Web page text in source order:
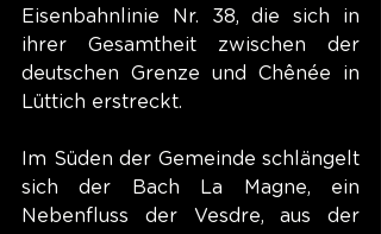
Eisenbahnlinie Nr. 38, die sich in
ihrer Gesamtheit zwischen der
deutschen Grenze und Chênée in
Lüttich erstreckt.
Im Süden der Gemeinde schlängelt
sich der Bach La Magne, ein
Nebenfluss der Vesdre, aus der